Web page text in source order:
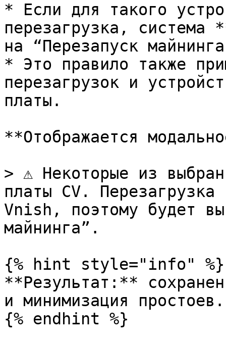
* Если для такого
перезагрузка, система
на “Перезапуск
* Это правило также
перезагрузок и
платы.
**Отображается
> ⚠️ Некоторые из
платы CV.
Vnish, поэтому будет
майнинга”.
{% hint style="info" %}
**Результат:**
и минимизация простоев.
{% endhint %}